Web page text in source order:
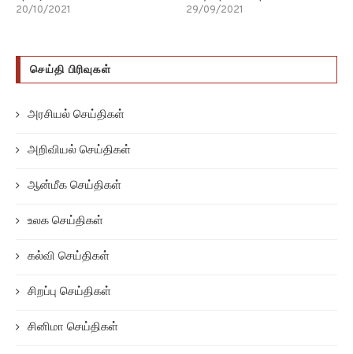
20/10/2021 29/09/2021
செய்தி பிரிவுகள்
அரசியல் செய்திகள்
அறிவியல் செய்திகள்
ஆன்மீக செய்திகள்
உலக செய்திகள்
கல்வி செய்திகள்
சிறப்பு செய்திகள்
சினிமா செய்திகள்